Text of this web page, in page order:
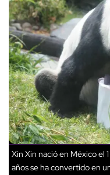
Xin Xin nació en México el
años se ha convertido en